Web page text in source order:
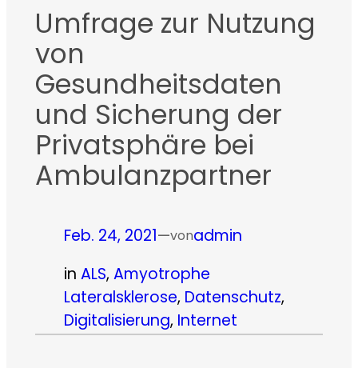
­Umfrage zur Nutzung
von
Gesundheitsdaten
und Sicherung der
Privatsphäre bei
Ambulanzpartner
Feb. 24, 2021—vonadmin
in ALS, Amyotrophe
Lateralsklerose, Datenschutz
Digitalisierung, Internet